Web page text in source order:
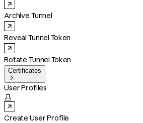
Archive Tunnel
Reveal Tunnel Token
Rotate Tunnel Token
Certificates

User Profiles

Create User Profile